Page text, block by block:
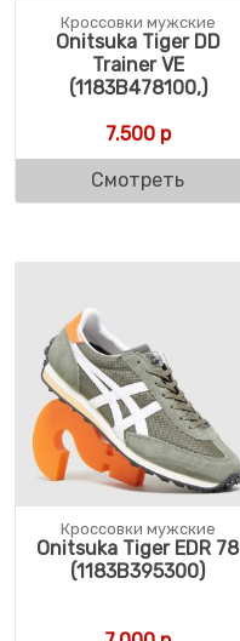
Кроссовки мужские
Onitsuka Tiger DD
Trainer VE
(1183B478100,)
7.500р
Смотреть
Кроссовки мужские
Onitsuka Tiger EDR 78
(1183B395300)